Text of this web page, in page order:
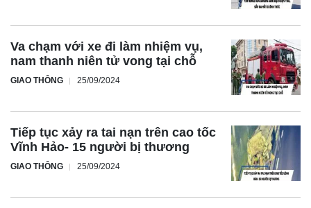
Va chạm với xe đi làm nhiệm vụ,
nam thanh niên tử vong tại chỗ
GIAO THÔNG 25/09/2024
Tiếp tục xảy ra tai nạn trên cao tốc
Vĩnh Hảo- 15 người bị thương
GIAO THÔNG 25/09/2024